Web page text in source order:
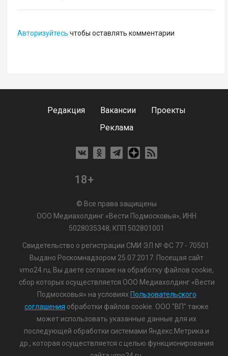
Авторизуйтесь чтобы оставлять комментарии
Редакция Вакансии
Проекты
Реклама
18+
© Все права защищены
ООО Медиахолдинг «Вести Подмосковья», ИНН
5028035348; КПП 502801001
Свидетельство о регистрации СМИ ЭЛ № ФС 77 - 70501.
Выдано Роскомнадзором 25.07.2017. Посещая сайт
vmo24.ru, Вы даете согласие на обработку файлов cookie,
сбор которых осуществляется ООО Медиахолдинг «Вести
Подмосковья» на условиях Пользовательского
соглашения обработки файлов cookie. ООО "ВП" также
может использовать указанные данные для их
последующей обработки системами Яндекс.Метрика и
др., которая осуществляется с целью функционирования